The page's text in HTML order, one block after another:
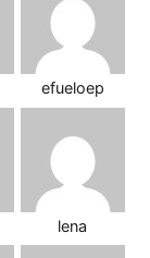
efueloep
lena